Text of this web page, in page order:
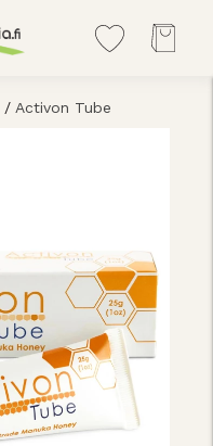
/ Activon Tube